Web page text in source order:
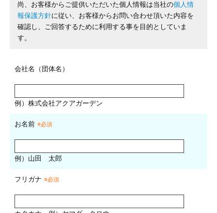
尚、お客様からご提供いただいた個人情報は当社の個人情
報保護方針に従い、お客様からお問い合わせ頂いた内容を
確認し、ご回答するために利用する事を目的としていま
す。
会社名（団体名）
例）株式会社アクアガーデン
お名前 ※必須
例）山田 太郎
フリガナ ※必須